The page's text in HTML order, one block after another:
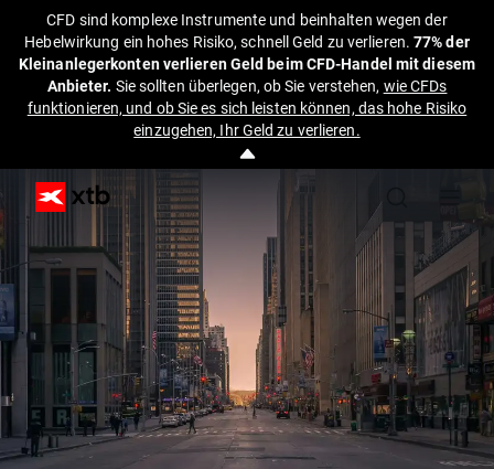
CFD sind komplexe Instrumente und beinhalten wegen der
Hebelwirkung ein hohes Risiko, schnell Geld zu verlieren.77% der
Kleinanlegerkonten verlieren Geld beim CFD-Handel mit diesem
Anbieter. Sie sollten überlegen, ob Sie verstehen, wie CFDs
funktionieren, und ob Sie es sich leisten können, das hohe Risiko
einzugehen, Ihr Geld zu verlieren.